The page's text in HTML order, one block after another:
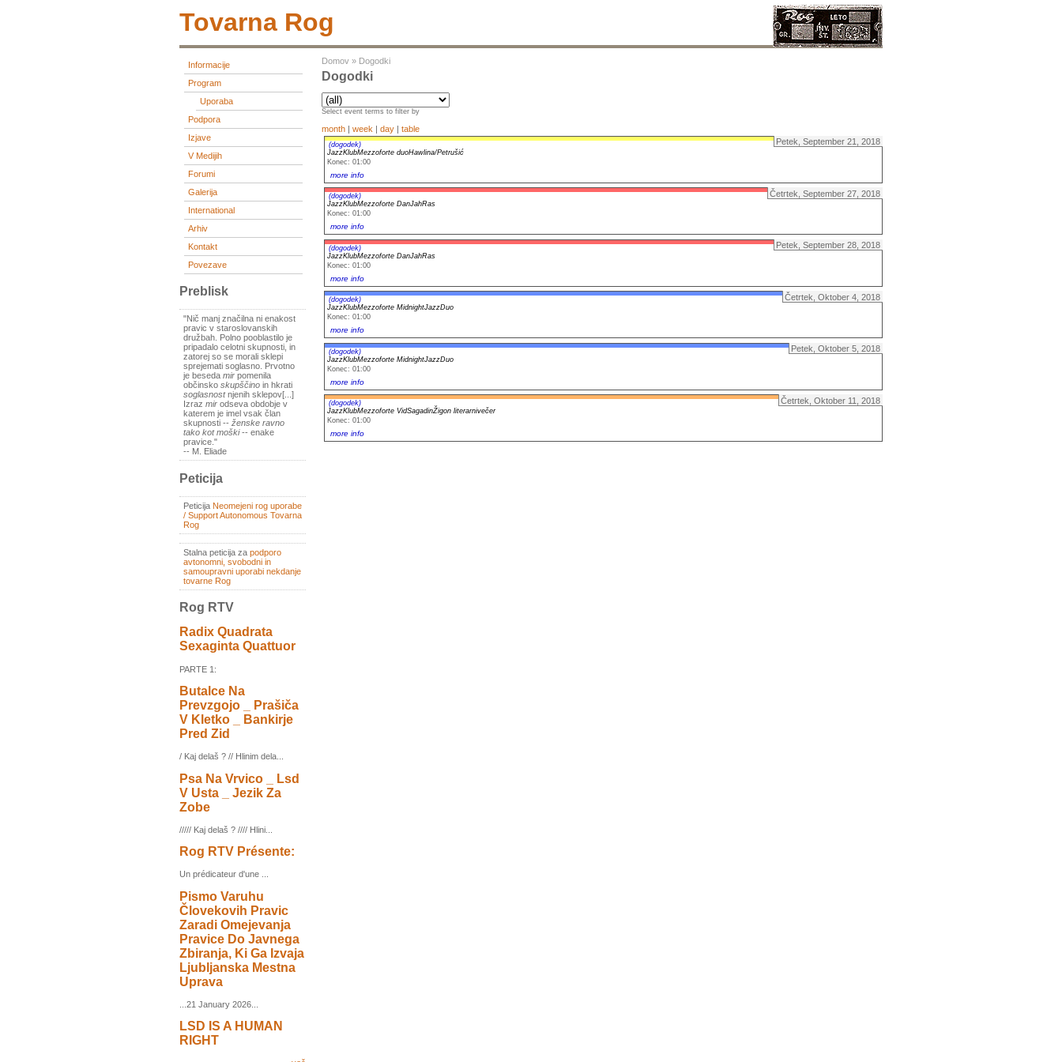
Tovarna Rog
Informacije
Program
Uporaba
Podpora
Izjave
V Medijih
Forumi
Galerija
International
Arhiv
Kontakt
Povezave
Preblisk
"Nič manj značilna ni enakost
pravic v staroslovanskih
družbah. Polno pooblastilo je
pripadalo celotni skupnosti, in
zatorej so se morali sklepi
sprejemati soglasno. Prvotno
je beseda mir pomenila
občinsko skupščino in hkrati
soglasnostnjenih sklepov[...]
Izraz mir odseva obdobje v
katerem je imel vsak član
skupnosti -- ženske ravno
tako kot moški-- enake
pravice."
-- M. Eliade
Peticija
Peticija Neomejeni rog uporabe
/ Support Autonomous Tovarna
Rog
Stalna peticija za podporo
avtonomni, svobodni in
samoupravni uporabi nekdanje
tovarne Rog
Rog RTV
Radix Quadrata
Sexaginta Quattuor
PARTE 1:
Butalce Na
Prevzgojo _ Prašiča
V Kletko _ Bankirje
Pred Zid
/ Kaj delaš ? // Hlinim dela...
Psa Na Vrvico _ Lsd
V Usta _ Jezik Za
Zobe
///// Kaj delaš ? //// Hlini...
Rog RTV Présente:
Un prédicateur d'une ...
Pismo Varuhu
Človekovih Pravic
Zaradi Omejevanja
Pravice Do Javnega
Zbiranja, Ki Ga Izvaja
Ljubljanska Mestna
Uprava
...21 January 2026...
LSD IS A HUMAN
RIGHT
Domov » Dogodki
Dogodki
Select event terms to filter by
month | week | day | table
Petek, September 21, 2018
(dogodek)
JazzKlubMezzoforte duoHawlina/Petrušić
Konec: 01:00
more info
Četrtek, September 27, 2018
(dogodek)
JazzKlubMezzoforte DanJahRas
Konec: 01:00
more info
Petek, September 28, 2018
(dogodek)
JazzKlubMezzoforte DanJahRas
Konec: 01:00
more info
Četrtek, Oktober 4, 2018
(dogodek)
JazzKlubMezzoforte MidnightJazzDuo
Konec: 01:00
more info
Petek, Oktober 5, 2018
(dogodek)
JazzKlubMezzoforte MidnightJazzDuo
Konec: 01:00
more info
Četrtek, Oktober 11, 2018
(dogodek)
JazzKlubMezzoforte VidSagadinŽigon literarnivečer
Konec: 01:00
more info